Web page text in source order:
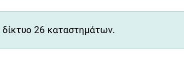
δίκτυο 26 καταστημάτων.